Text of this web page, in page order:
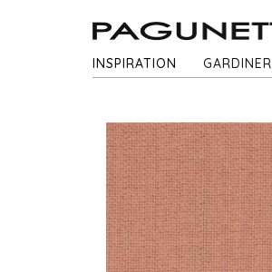
INSPIRATION GARDINER